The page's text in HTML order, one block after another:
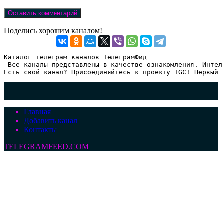
Поделись хорошим каналом!
Каталог телеграм каналов ТелеграмФид
Все каналы представлены в качестве ознакомления.
Есть свой канал? Присоединяйтесь к проекту TGC!
Главная
Добавить канал
Контакты
TELEGRAMFEED.COM